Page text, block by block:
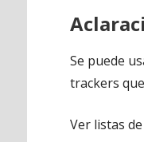
Se puede
trackers
Ver listas